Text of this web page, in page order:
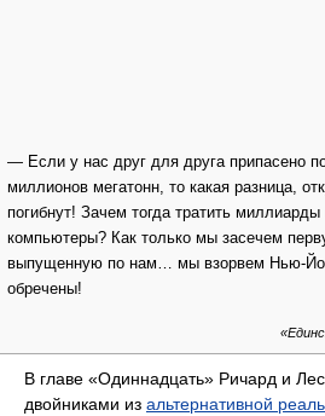
— Если у нас друг для друга припасено
миллионов мегатонн, то какая разница,
погибнут! Зачем тогда тратить
компьютеры? Как только мы засечем
выпущенную по нам… мы взорвем Нью-
обречены!
В главе «Одиннадцать» Ричард и
двойниками из альтернативной